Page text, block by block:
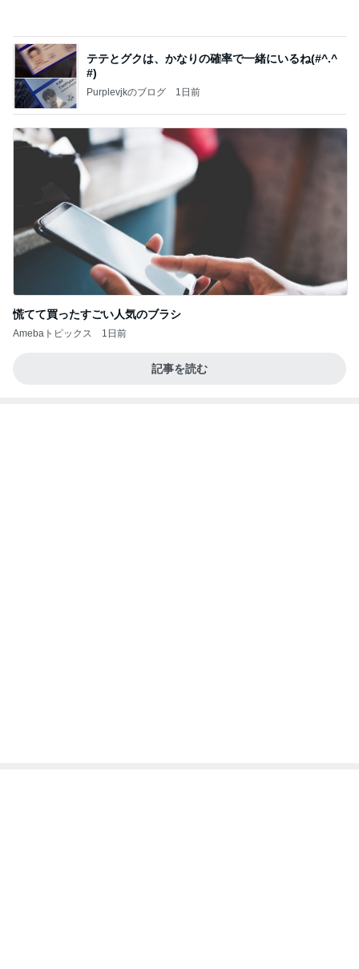
テテとグクは、かなりの確率で一緒にいるね(#^.^
#)
Purplevjkのブログ 1日前
慌てて買ったすごい人気のブラシ
Amebaトピックス 1日前
記事を読む